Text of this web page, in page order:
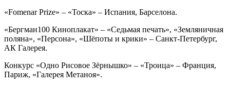
«Fomenar Prize» – «Тоска» – Испания, Барселона.
«Бергман100 Киноплакат» – «Седьмая печать», «Земляничная
поляна», «Персона», «Шёпоты и крики» – Санкт-Петербург,
АК Галерея.
Конкурс «Одно Рисовое Зёрнышко» – «Троица» – Франция,
Париж, «Галерея Метаноя».